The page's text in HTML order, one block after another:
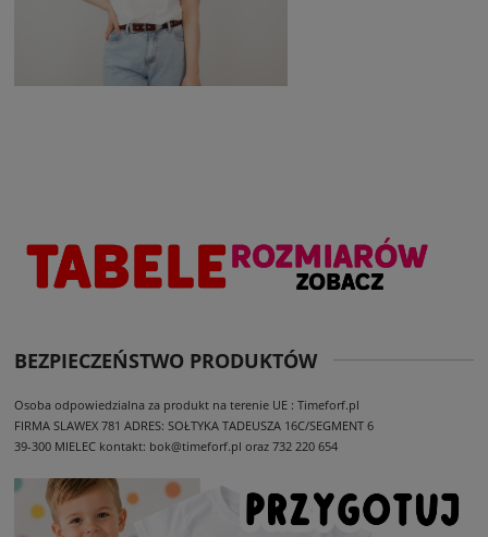
BEZPIECZEŃSTWO PRODUKTÓW
Osoba odpowiedzialna za produkt na terenie UE : Timeforf.pl
FIRMA SLAWEX 781 ADRES: SOŁTYKA TADEUSZA 16C/SEGMENT 6
39-300 MIELEC kontakt: bok@timeforf.pl oraz 732 220 654